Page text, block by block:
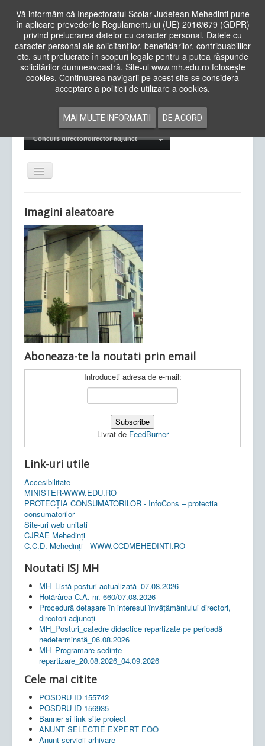
Vă informăm că Inspectoratul Scolar Judetean Mehedinti pune
în aplicare prevederile Regulamentului (UE) 2016/679 (GDPR)
privind prelucrarea datelor cu caracter personal. Datele cu
caracter personal ale solicitanților, beneficiarilor, contribuabililor
etc. sunt prelucrate în scopuri legale pentru a putea răspunde
solicitărilor dumneavoastră. Site-ul www.mh.edu.ro folosește
cookies. Continuarea navigarii pe acest site se considera
acceptare a politicii de utilizare a cookies.
MAI MULTE INFORMATII DE ACORD
Cauta
in
siteAcasa Cadre Didactice
Examene Naționale
Concurs director/director adjunct
Comută
navigarea
Ultimele articole: Vi, 04.11.2022 -
Județean Mehedinți
Imagini aleatoare
Aboneaza-te la noutati prin email
Introduceti adresa de e-mail:
Livrat de FeedBurner
Link-uri utile
Accesibilitate
MINISTER-WWW.EDU.RO
PROTECȚIA CONSUMATORILOR - InfoCons – protectia
consumatorilor
Site-uri web unitati
CJRAE Mehedinți
C.C.D. Mehedinţi - WWW.CCDMEHEDINTI.RO
Noutati ISJ MH
MH_Listă posturi actualizată_07.08.2026
Hotărârea C.A. nr. 660/07.08.2026
Procedură detașare în interesul învățământului directori,
directori adjuncți
MH_Posturi_catedre didactice repartizate pe perioadă
nedeterminată_06.08.2026
MH_Programare ședințe
repartizare_20.08.2026_04.09.2026
Cele mai citite
POSDRU ID 155742
POSDRU ID 156935
Banner si link site proiect
ANUNT SELECTIE EXPERT EOO
Anunt servicii arhivare